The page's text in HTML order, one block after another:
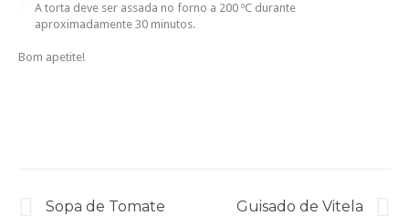
A torta deve ser assada no forno a 200 ºC durante
aproximadamente 30 minutos.
Bom apetite!
Guisado de Vitela
Sopa de Tomate